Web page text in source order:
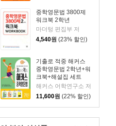
중학영문법 3800제
워크북 2학년
마더텅 편집부 저
4,540원 (23% 할인)
기출로 적중 해커스
중학영문법 2학년+워
크북+해설집 세트
해커스 어학연구소 저
11,600원 (22% 할인)